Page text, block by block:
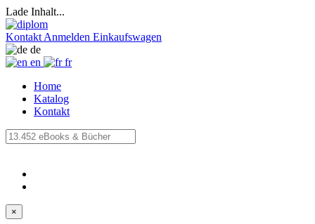
Lade Inhalt...
Kontakt Anmelden Einkaufswagen
de
en
fr
Home
Katalog
Kontakt
×